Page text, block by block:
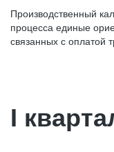
Производственный
процесса единые
связанных с оплатой
I